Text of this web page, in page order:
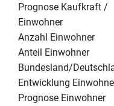
Prognose Kaufkraft /
Einwohner
Anzahl Einwohner
Anteil Einwohner
Bundesland/
Entwicklung
Prognose Einwohner